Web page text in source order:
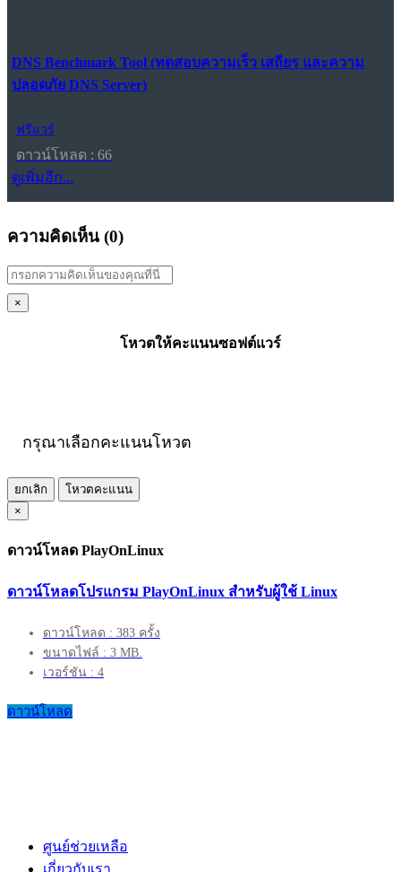
DNS Benchmark Tool (ทดสอบความเร็ว เสถียร และความ
ปลอดภัย DNS Server)
ฟรีแวร์
ดาวน์โหลด : 66
ดูเพิ่มอีก...
ความคิดเห็น (0)
×
โหวตให้คะแนนซอฟต์แวร์
กรุณาเลือกคะแนนโหวต
ยกเลิก
โหวตคะแนน
×
ดาวน์โหลด PlayOnLinux
ดาวน์โหลดโปรแกรม PlayOnLinux สำหรับผู้ใช้ Linux
ดาวน์โหลด : 383 ครั้ง
ขนาดไฟล์ : 3 MB.
เวอร์ชัน : 4
ดาวน์โหลด
ศูนย์ช่วยเหลือ
เกี่ยวกับเรา